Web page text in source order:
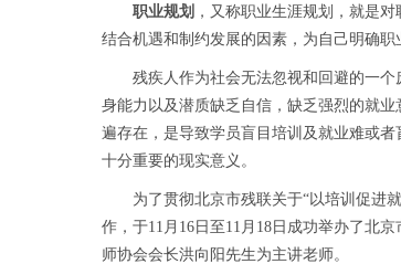
职业规划 ，又称职业生涯规划，就是
结合机遇和制约发展的因素，为自己明确
残疾人作为社会无法忽视和回避的一个
身能力以及潜质缺乏自信，缺乏强烈的就
遍存在，是导致学员盲目培训及就业难或
十分重要的现实意义。
为了贯彻北京市残联关于“以培训促进就
作，于11月16日至11月18日成功举办了北
师协会会长洪向阳先生为主讲老师。